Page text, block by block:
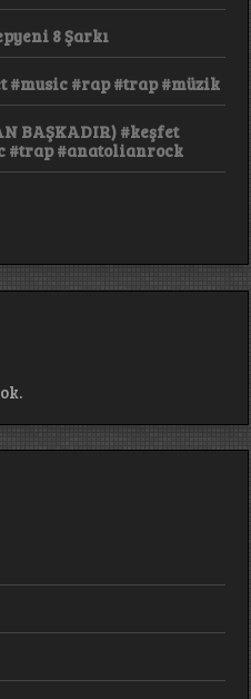
8 Şarkı
#music #rap #trap #müzik
BAŞKADIR) #keşfet
#trap #anatolianrock